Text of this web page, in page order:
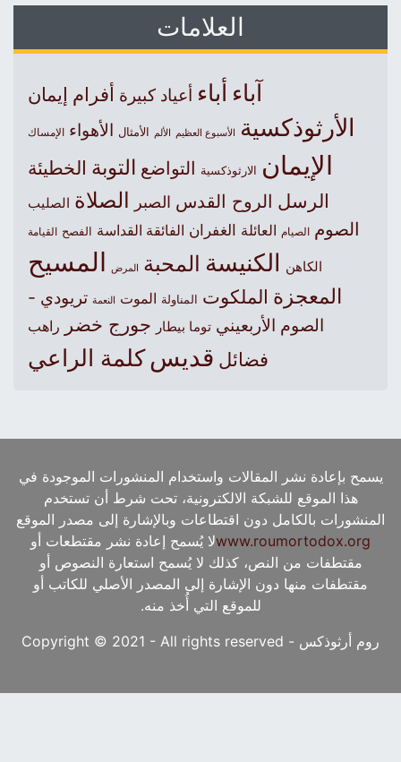
العلامات
آباءأباء أعياد كبيرة أفرامإيمان
الأرثوذكسية الأسبوع العظيم الألم الأمثال الأهواء الإمساك
الإيمان الارثوذكسية التواضع التوبة الخطيئة
الرسل الروح القدس الصبر الصلاة الصليب
الصوم الصيام العائلة الغفران الفائقة القداسة الفصح القيامة
الكاهن الكنيسةالمحبة المرض المسيح
المعجزة الملكوت المناولة الموت النعمة تريودي -
الصوم الأربعيني توما بيطار جورج خضر راهب
فضائل قديس كلمة الراعي
يسمح بإعادة نشر المقالات واستخدام المنشورات الموجودة في
هذا الموقع للشبكة الالكترونية، تحت شرط أن تستخدم
المنشورات بالكامل دون اقتطاعات وبالإشارة إلى مصدر الموقع
www.roumortodox.orgلا يُسمح إعادة نشر مقتطعات أو
مقتطفات من النص، كذلك لا يُسمح استعارة النصوص أو
مقتطفات منها دون الإشارة إلى المصدر الأصلي للكاتب أو
للموقع التي أُخذ منه.
روم أرثوذكس - Copyright © 2021 - All rights reserved